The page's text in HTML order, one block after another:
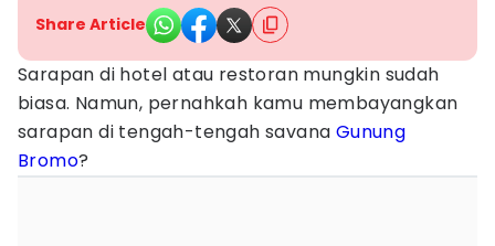
Share Article
Sarapan di hotel atau restoran mungkin sudah
biasa. Namun, pernahkah kamu membayangkan
sarapan di tengah-tengah savana Gunung
Bromo?